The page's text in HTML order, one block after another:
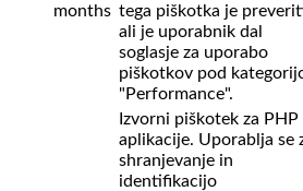
months tega piškotka je
ali je uporabnik dal
soglasje za uporabo
piškotkov pod
"Performance".
Izvorni piškotek za PHP
aplikacije. Uporablja se
shranjevanje in
identifikacijo